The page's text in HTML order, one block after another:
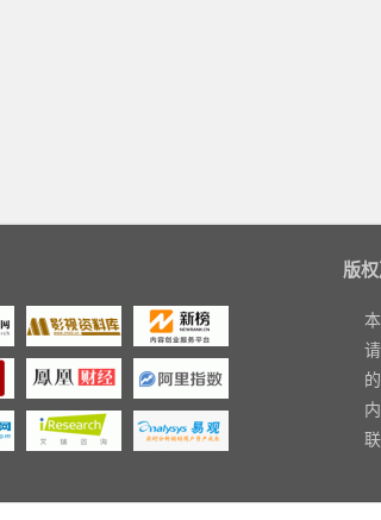
版